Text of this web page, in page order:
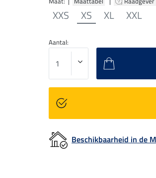
XXS XS XL XXL
Aantal:
Beschikbaarheid in de